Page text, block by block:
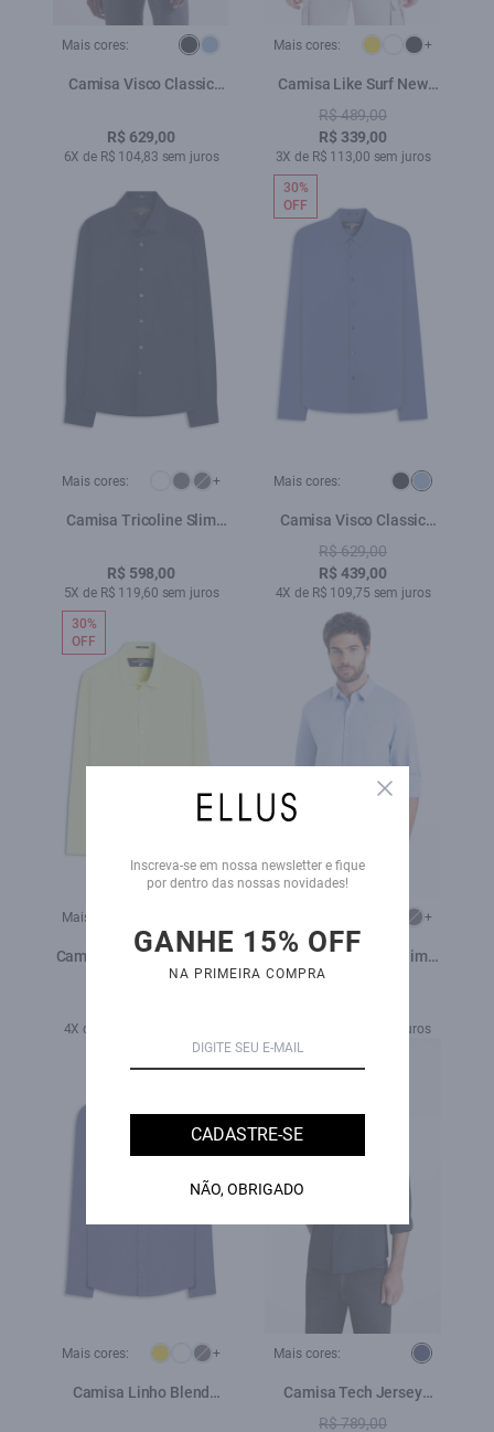
Mais cores:
Camisa Visco Classic
R$ 629,00
6X de R$ 104,83 sem juros
Mais cores: +
Camisa Like Surf New
Italian Citrus
R$ 489,00
R$ 339,00
3X de R$ 113,00 sem juros
Mais cores: +
Camisa Tricoline Slim
R$ 598,00
5X de R$ 119,60 sem juros
Mais cores:
Camisa Visco Classic
Xangai Fusioned Azul
Jeans
R$ 629,00
R$ 439,00
4X de R$ 109,75 sem juros
30%
OFF
Mais cores:
Camisa Like Classic New
Italian Citrus
4X de R$ 104,75 sem juros
30%
OFF
+
Camisa Tricoline Slim
New Irish White Blue
5X de R$ 119,60 sem juros
Mais cores: +
Camisa Linho Blend
Mais cores:
Camisa Tech Jersey
Squares Slim Xangai Ml
R$ 789,00
Close
Inscreva-se em nossa newsletter e fique
por dentro das nossas novidades!
GANHE 15% OFF
NA PRIMEIRA COMPRA
CADASTRE-SE
NÃO, OBRIGADO